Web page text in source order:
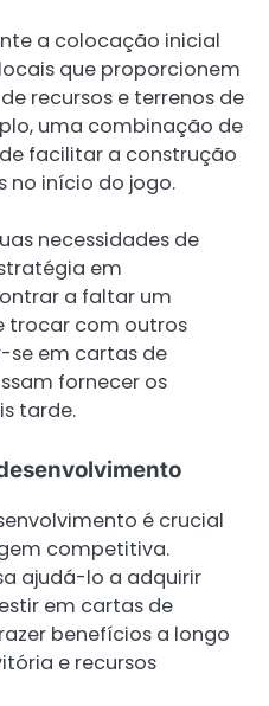
a colocação inicial
que proporcionem
recursos e terrenos de
uma combinação de
facilitar a construção
no início do jogo.
necessidades de
em
a faltar um
trocar com outros
se em cartas de
fornecer os
tarde.
é crucial
competitiva.
ajudá-lo a adquirir
em cartas de
benefícios a longo
e recursos